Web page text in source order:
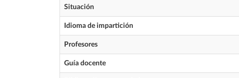
Situación
Idioma de impartición
Profesores
Guía docente